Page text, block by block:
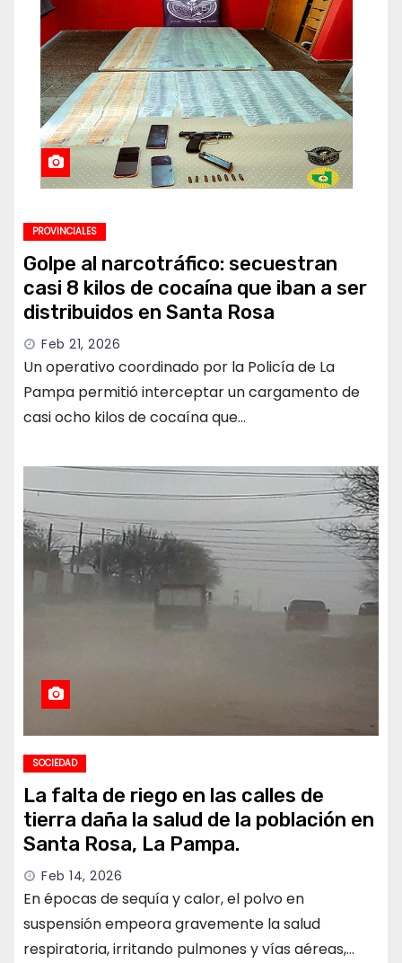
PROVINCIALES
Golpe al narcotráfico: secuestran
casi 8 kilos de cocaína que iban a ser
distribuidos en Santa Rosa
Feb 21, 2026
Un operativo coordinado por la Policía de La
Pampa permitió interceptar un cargamento de
casi ocho kilos de cocaína que…
SOCIEDAD
La falta de riego en las calles de
tierra daña la salud de la población en
Santa Rosa, La Pampa.
Feb 14, 2026
En épocas de sequía y calor, el polvo en
suspensión empeora gravemente la salud
respiratoria, irritando pulmones y vías aéreas,…